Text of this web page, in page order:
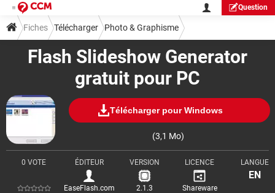
Question
Flash Slideshow Generator
gratuit pour PC
Télécharger pour Windows
(3,1 Mo)
0 VOTE ÉDITEUR
EaseFlash.com
VERSION
2.1.3
LICENCE
Shareware
LANGUE
EN
Fiches Télécharger Photo & Graphisme
Visionnage & Diaporama